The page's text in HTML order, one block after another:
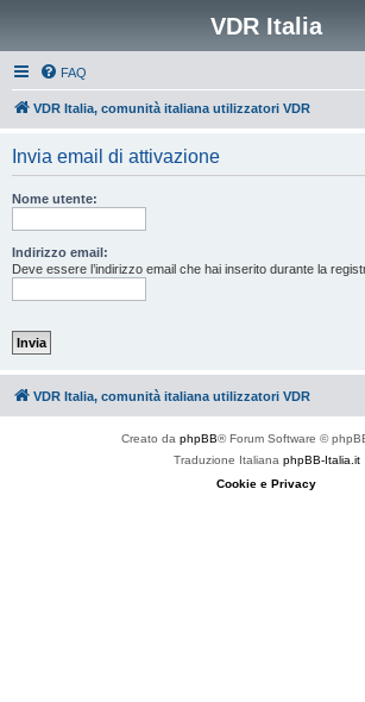
VDR Italia
FAQ
VDR Italia, comunità italiana utilizzatori VDR
Invia email di attivazione
Nome utente:
Indirizzo email:
Deve essere l’indirizzo email che hai inserito durante la
VDR Italia, comunità italiana utilizzatori VDR
Creato da phpBB® Forum Software ©
Traduzione Italiana phpBB-Italia.it
Cookie e Privacy